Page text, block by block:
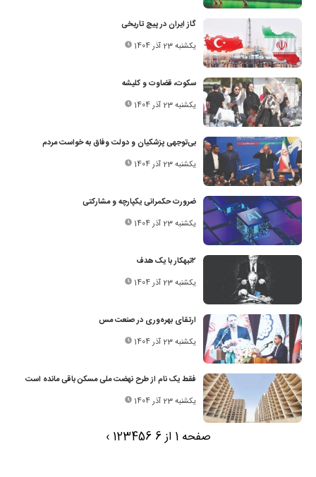
گاز ایران در پیچ تاریخی
یکشنبه 23 آذر 1404
سکوت، قضاوت و کلیشه
یکشنبه 23 آذر 1404
بی‌توجهی پزشکیان و دولت وفاق به خواست مردم
یکشنبه 23 آذر 1404
ضرورت حکمرانی یکپارچه و مشارکتی
یکشنبه 23 آذر 1404
۲تبهکار با یک‌ هدف
یکشنبه 23 آذر 1404
ارتقای بهره‌وری در صنعت مس
یکشنبه 23 آذر 1404
فقط یک نام از طرح نهضت ملی مسکن باقی مانده است
یکشنبه 23 آذر 1404
صفحه 1 از 6 123456
›